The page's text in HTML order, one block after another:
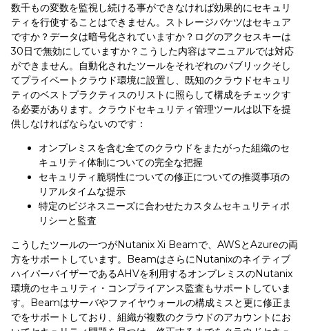
数千もの変数を監視し続ける事ができなければ効果的にセキュリ
ティを行使することはできません。ストレージバケツはセキュア
ですか？データは暗号化されていますか？ログのアクセスキーは
30日で無効にしていますか？こうした内容はマニュアルでは対応
ができません。自動化されたツールをそれぞれのパブリックそし
てプライベートクラウド環境に設置し、既知のクラウドセキュリ
ティのベストプラクティスのリストに照らして構成をチェックす
る必要があります。クラウドセキュリティ管理ツールは以下を提
供しなければならないのです：
オンプレミスを含む全てのクラウドをまたがった組織のセ
キュリティ体制についての完全な把握
セキュリティ脆弱性についての修正についての推奨事項の
リアルタイムな提示
特定のビジネスニーズに合わせたカスタムセキュリティポ
リシーと監査
こうしたツールの一つがNutanix Xi Beamで、AWSとAzureの両
方をサポートしています。BeamはさらにNutanixのネイティブ
ハイパーバイザーであるAHVを利用するオンプレミスのNutanix
環境のセキュリティ・コンプライアンス監査もサポートしていま
す。Beamはサーバやファイヤウォールの構成ミスと更に修正ま
でをサポートしており、組織が複数のクラウドのアカウントにお